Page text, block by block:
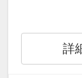
●足立美
横山大観
作を収蔵
名です
おすすめ
松江城を
イドを聞
お迎えす
●松江フ
人工温泉
当ホテル
泉質バッ
男女共に
詳